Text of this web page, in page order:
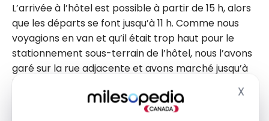
X
L’arrivée à l’hôtel est possible à partir de 15 h, alors
que les départs se font jusqu’à 11 h. Comme nous
voyagions en van et qu’il était trop haut pour le
stationnement sous-terrain de l’hôtel, nous l’avons
garé sur la rue adjacente et avons marché jusqu’à
l’entrée de l’hôtel, à quelques mètres de là. Le
stationnement sur la rue est gratuit, mais le
stationnement sous-terrain est payant.